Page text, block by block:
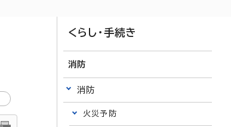
くらし・手続き
消防
消防
火災予防